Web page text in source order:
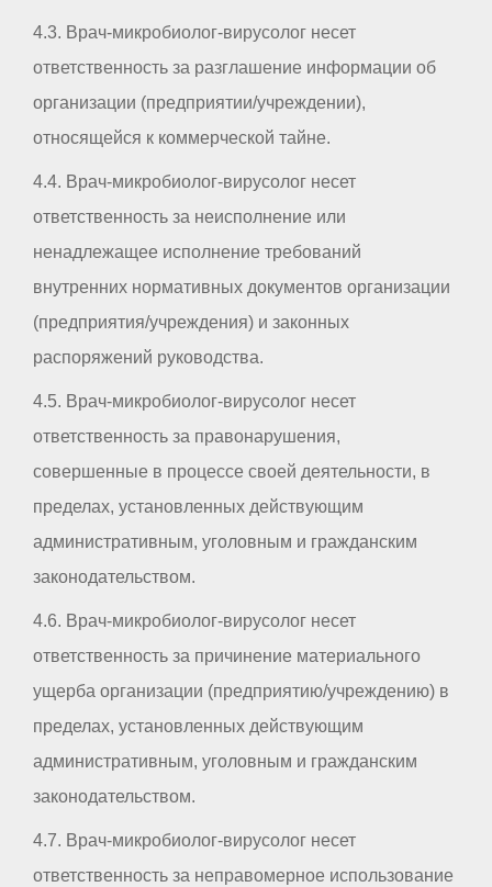
4.3. Врач-микробиолог-вирусолог несет
ответственность за разглашение информации об
организации (предприятии/учреждении),
относящейся к коммерческой тайне.
4.4. Врач-микробиолог-вирусолог несет
ответственность за неисполнение или
ненадлежащее исполнение требований
внутренних нормативных документов организации
(предприятия/учреждения) и законных
распоряжений руководства.
4.5. Врач-микробиолог-вирусолог несет
ответственность за правонарушения,
совершенные в процессе своей деятельности, в
пределах, установленных действующим
административным, уголовным и гражданским
законодательством.
4.6. Врач-микробиолог-вирусолог несет
ответственность за причинение материального
ущерба организации (предприятию/учреждению) в
пределах, установленных действующим
административным, уголовным и гражданским
законодательством.
4.7. Врач-микробиолог-вирусолог несет
ответственность за неправомерное использование